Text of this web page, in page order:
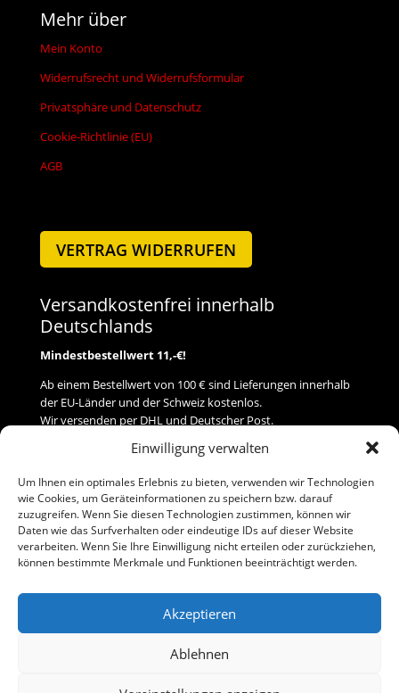
Einwilligung verwalten
Um Ihnen ein optimales Erlebnis zu bieten, verwenden wir Technologien
wie Cookies, um Geräteinformationen zu speichern bzw. darauf
zuzugreifen. Wenn Sie diesen Technologien zustimmen, können wir
Daten wie das Surfverhalten oder eindeutige IDs auf dieser Website
verarbeiten. Wenn Sie Ihre Einwilligung nicht erteilen oder zurückziehen,
können bestimmte Merkmale und Funktionen beeinträchtigt werden.
Akzeptieren
Ablehnen
Mehr über
Mein Konto
Widerrufsrecht und Widerrufsformular
Privatsphäre und Datenschutz
Cookie-Richtlinie (EU)
AGB
VERTRAG WIDERRUFEN
Versandkostenfrei innerhalb
Deutschlands
Mindestbestellwert 11,-€!
Ab einem Bestellwert von 100 € sind Lieferungen innerhalb
der EU-Länder und der Schweiz kostenlos.
Wir versenden per DHL und Deutscher Post.
Versand
Zahlung
Baumann Modellspielwaren
Telefon (0 91 61) 33 84